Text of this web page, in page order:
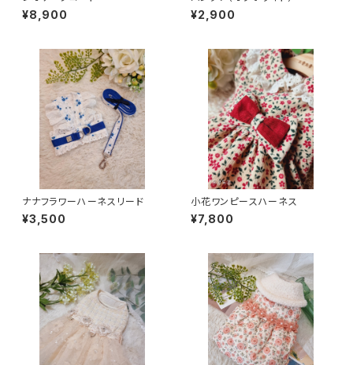
¥8,900 ¥2,900
ナナフラワーハーネスリード
¥3,500
小花ワンピースハーネス
¥7,800